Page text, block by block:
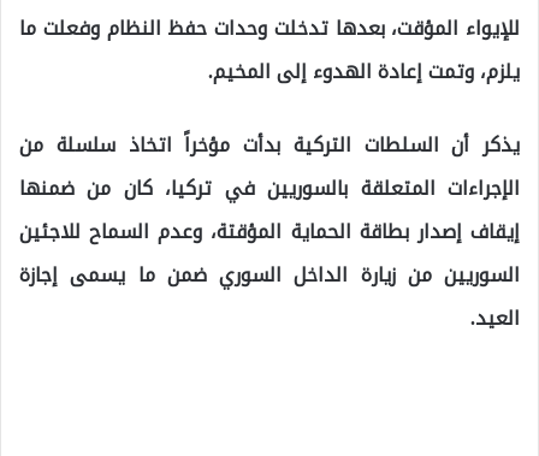
للإيواء المؤقت، بعدها تدخلت وحدات حفظ النظام وفعلت ما
يلزم، وتمت إعادة الهدوء إلى المخيم.
يذكر أن السلطات التركية بدأت مؤخراً اتخاذ سلسلة من
الإجراءات المتعلقة بالسوريين في تركيا، كان من ضمنها
إيقاف إصدار بطاقة الحماية المؤقتة، وعدم السماح للاجئين
السوريين من زيارة الداخل السوري ضمن ما يسمى إجازة
العيد.